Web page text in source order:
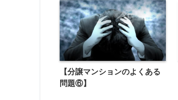
【分譲マンションのよくある
問題⑥】